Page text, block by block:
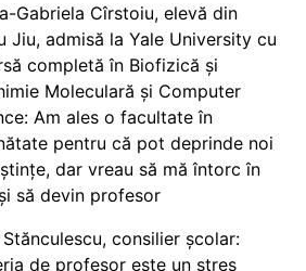
Gabriela Cîrstoiu, elevă din
Jiu, admisă la Yale University cu
completă în Biofizică și
Moleculară și Computer
Am ales o facultate în
pentru că pot deprinde noi
dar vreau să mă întorc în
să devin profesor
Stănculescu, consilier școlar:
de profesor este un stres